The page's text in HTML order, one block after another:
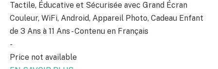
Tactile, Éducative et Sécurisée avec Grand Écran
Couleur, WiFi, Android, Appareil Photo, Cadeau Enfant
de 3 Ans à 11 Ans - Contenu en Français
-
Price not available